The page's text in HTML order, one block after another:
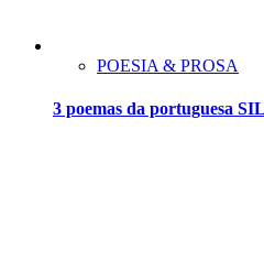
POESIA & PROSA
3 poemas da portuguesa